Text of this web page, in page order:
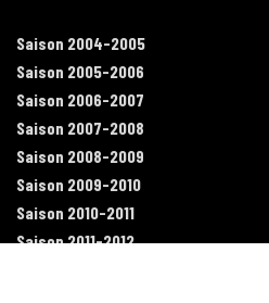
Saison 2004-2005
Saison 2005-2006
Saison 2006-2007
Saison 2007-2008
Saison 2008-2009
Saison 2009-2010
Saison 2010-2011
Saison 2011-2012